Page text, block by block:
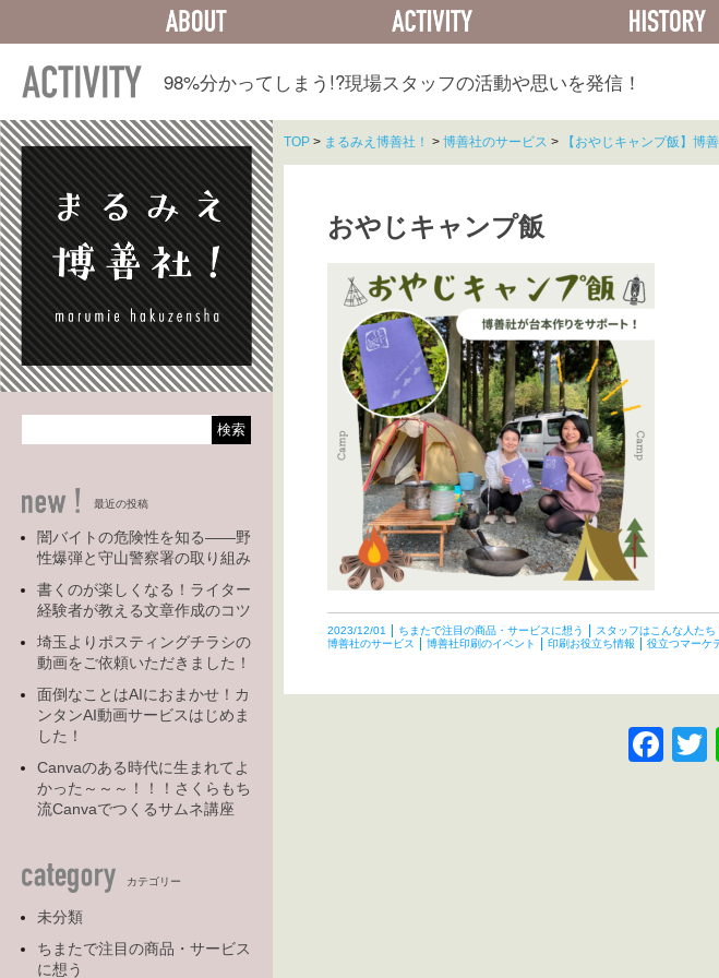
ACTIVITY
98%分かってしまう!?現場スタッフの活動や思いを発信！
最近の投稿
闇バイトの危険性を知る――野
性爆弾と守山警察署の取り組み
書くのが楽しくなる！ライター
経験者が教える文章作成のコツ
埼玉よりポスティングチラシの
動画をご依頼いただきました！
面倒なことはAIにおまかせ！カ
ンタンAI動画サービスはじめま
した！
Canvaのある時代に生まれてよ
かった～～～！！！さくらもち
流Canvaでつくるサムネ講座
カテゴリー
未分類
ちまたで注目の商品・サービス
に想う
TOP > まるみえ博善社！ > 博善社のサービス > 【おやじキャンプ飯】博
おやじキャンプ飯
2023/12/01 ちまたで注目の商品・サービスに想う スタッフはこんな人たち
博善社のサービス
博善社印刷のイベント 印刷お役立ち情報 役立つマーケ